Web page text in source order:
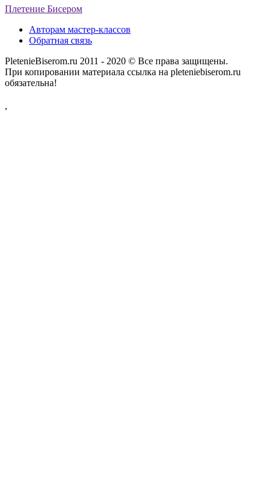
Плетение Бисером
Авторам мастер-классов
Обратная связь
PletenieBiserom.ru 2011 - 2020 © Все права защищены.
При копировании материала ссылка на pleteniebiserom.ru
обязательна!
,